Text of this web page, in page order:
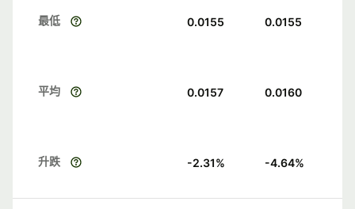
最低 0.0155 0.0155
平均 0.0157 0.0160
升跌 -2.31% -4.64%